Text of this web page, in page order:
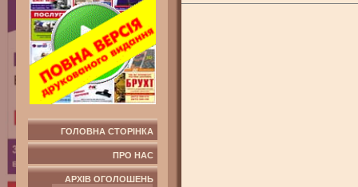
ГОЛОВНА СТОРІНКА
ПРО НАС
АРХІВ ОГОЛОШЕНЬ